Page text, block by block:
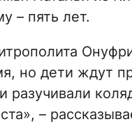
– пять лет.
но дети ждут
разучивали
–